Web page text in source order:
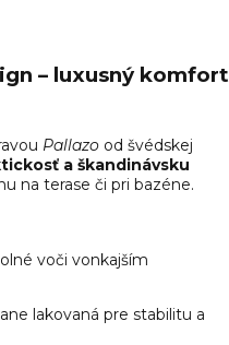
– luxusný komfort
Pallazo od švédskej
a škandinávsku
na terase či pri bazéne.
voči vonkajším
lakovaná pre stabilitu a